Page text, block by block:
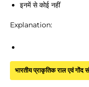
इनमें से कोई नहीं
Explanation:
भारतीय प्राकृतिक राल एवं